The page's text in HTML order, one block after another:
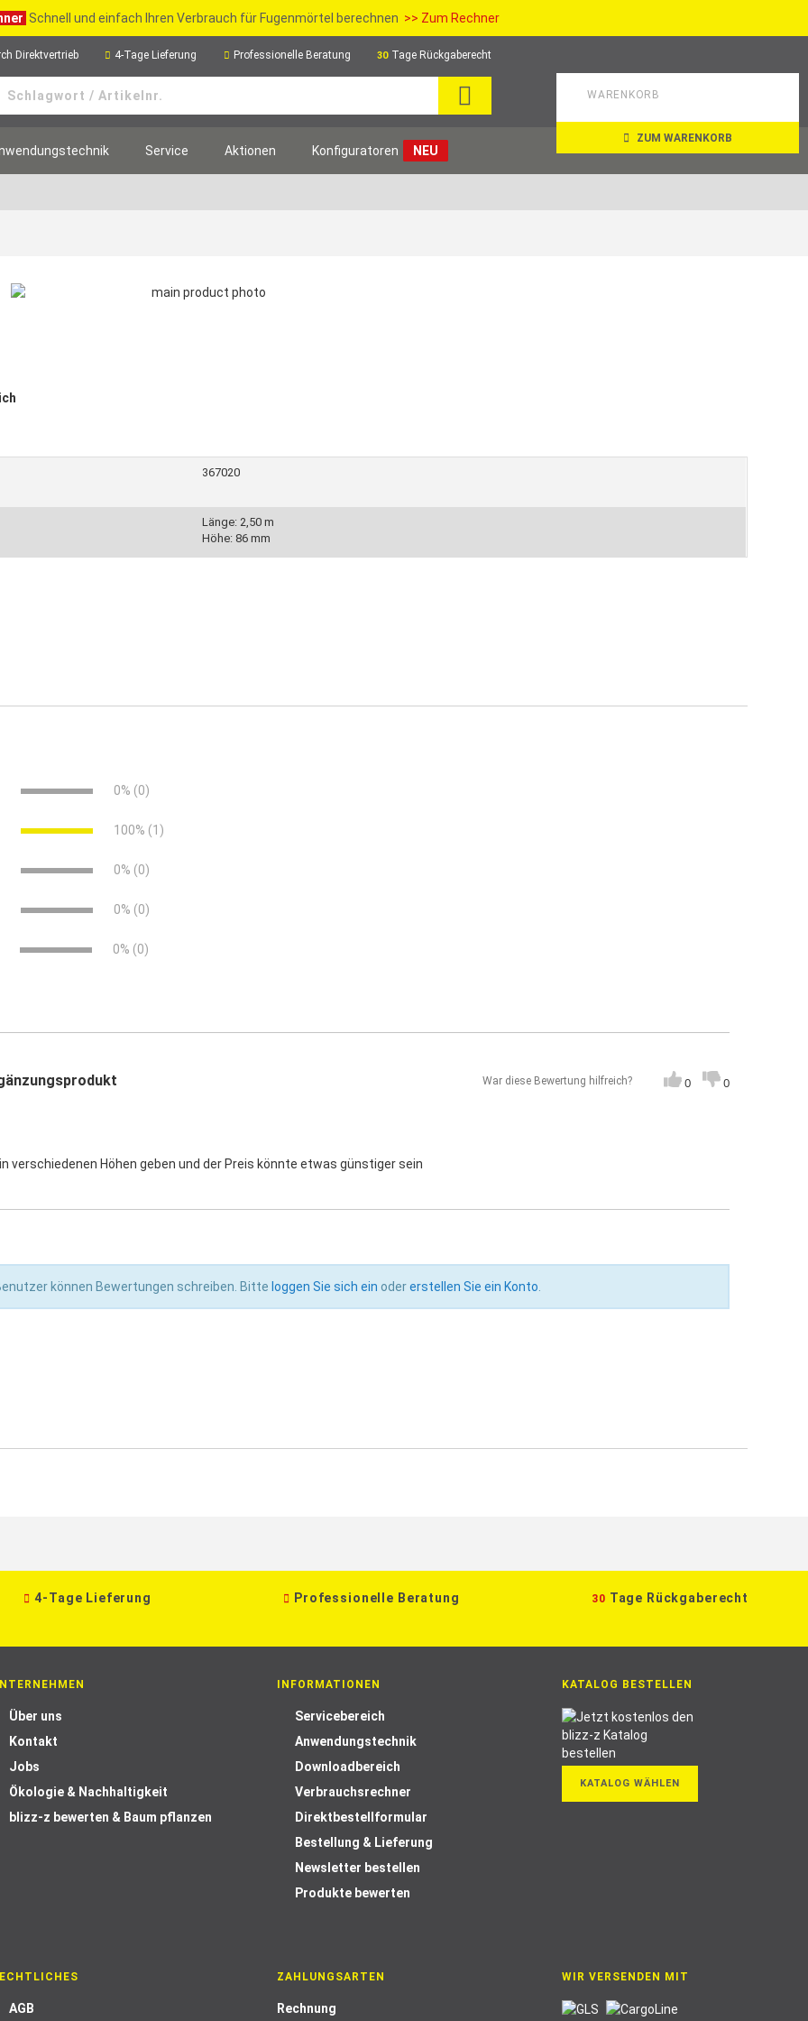
Schnell und einfach Ihren Verbrauch für Fugenmörtel berechnen >> Zum Rechner
Direktvertrieb 4-Tage Lieferung Professionelle Beratung 30 Tage Rückgaberecht
WARENKORB
ZUM WARENKORB
Service Aktionen Konfiguratoren NEU
367020
Länge: 2,50 m
Höhe: 86 mm
0% (0)
100% (1)
0% (0)
0% (0)
0% (0)
verschiedenen Höhen geben und der Preis könnte etwas günstiger sein
War diese Bewertung hilfreich? 0 0
können Bewertungen schreiben. Bitte loggen Sie sich ein odererstellen Sie ein Konto
4-Tage Lieferung Professionelle Beratung 30 Tage Rückgaberecht
Über uns
Kontakt
Jobs
Ökologie & Nachhaltigkeit
blizz-z bewerten & Baum pflanzen
INFORMATIONEN
Servicebereich
Anwendungstechnik
Downloadbereich
Verbrauchsrechner
Direktbestellformular
Bestellung & Lieferung
Newsletter bestellen
Produkte bewerten
KATALOG BESTELLEN
KATALOG WÄHLEN
AGB
ZAHLUNGSARTEN
Rechnung
WIR VERSENDEN MIT